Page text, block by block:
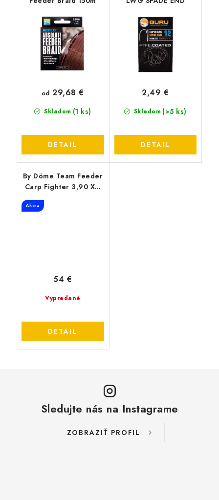
Skladom (1 ks)
od 29,68 €
DETAIL
Skladom (>5 ks)
2,49 €
DETAIL
By Döme Team Feeder
Carp Fighter 3,90 XH
Akcia
Vypredané
54 €
DETAIL
Sledujte nás na Instagrame
ZOBRAZIŤ PROFIL